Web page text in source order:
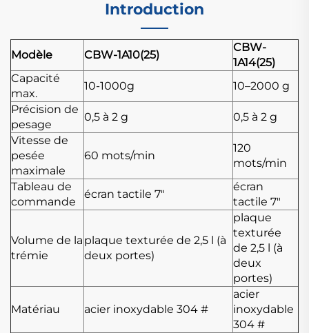
Introduction
Modèle CBW-1A10(25)
CBW-
1A14(25)
Capacité
max.
10-1000g
10–2000 g
Précision de
pesage
0,5 à 2 g
0,5 à 2 g
Vitesse de
pesée
maximale
60 mots/min
120
mots/min
Tableau de
commande
écran tactile 7"
écran
tactile 7"
Volume de la
trémie
plaque texturée de 2,5 l (à
deux portes)
plaque
texturée
de 2,5 l (à
deux
portes)
Matériau acier inoxydable 304 #
acier
inoxydable
304 #